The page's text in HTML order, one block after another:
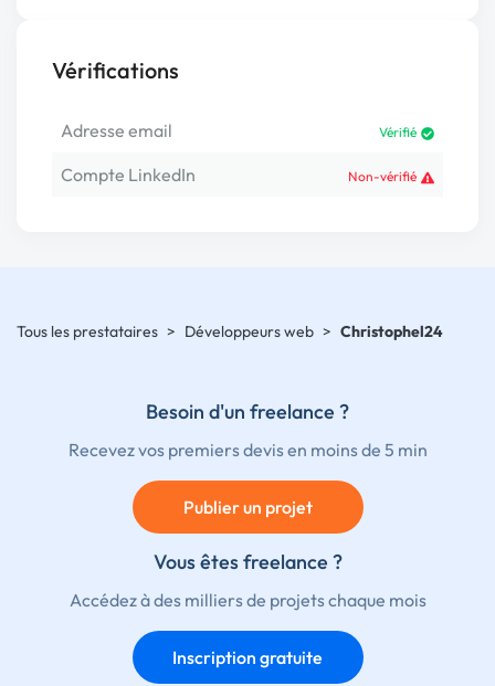
Vérifications
Adresse email Vérifié
Compte LinkedIn Non-vérifié
Tous les prestataires > Développeurs web > Christophel24
Besoin d'un freelance ?
Recevez vos premiers devis en moins de 5 min
Publier un projet
Vous êtes freelance ?
Accédez à des milliers de projets chaque mois
Inscription gratuite